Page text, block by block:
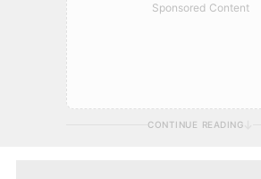
Sponsored Content
CONTINUE READING